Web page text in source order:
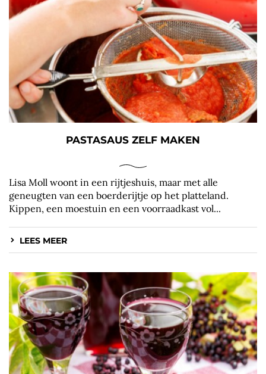
PASTASAUS ZELF MAKEN
Lisa Moll woont in een rijtjeshuis, maar met alle
geneugten van een boerderijtje op het platteland.
Kippen, een moestuin en een voorraadkast vol...
LEES MEER